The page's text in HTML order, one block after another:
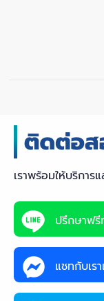
เราพร้อมให้บริกา
ปรึกษาฟรี
แชทกับเร